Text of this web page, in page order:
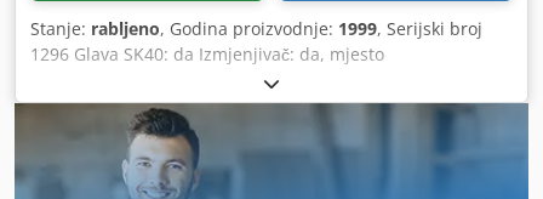
Stanje: rabljeno, Godina proizvodnje: 1999, Serijski broj
1296 Glava SK40: da Izmjenjivač: da, mjesto
Dokumentacija: da Dodpoxzu Atofx Af Tekr Upravljanje:
Heidenhain 426 Težina stroja: cca 6 t